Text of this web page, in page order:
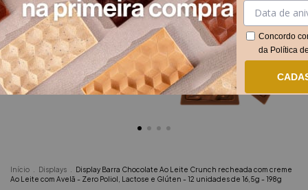
Início Displays
Display Barra Chocolate Ao Leite Crunch recheada com creme
Ao Leite com Avelã - Zero Poliol, Lactose e Glúten - 12 unidades de 16,5g - 198g
Concordo
da Política